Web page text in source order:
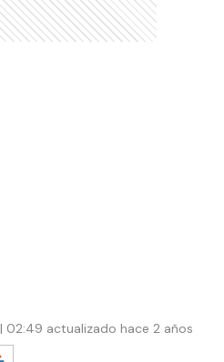
02:49 actualizado hace 2 años